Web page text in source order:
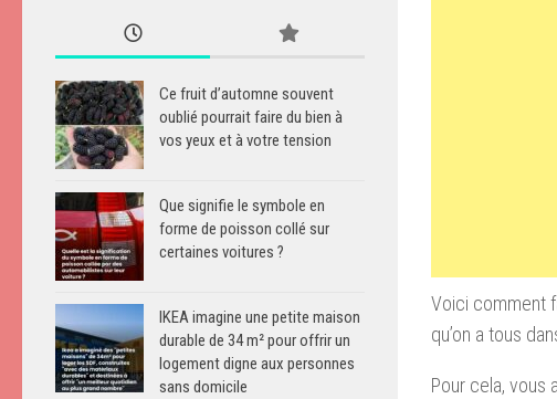
Voici comment
qu’on a tous
Pour cela, vous
Ce fruit d’automne souvent
oublié pourrait faire du bien à
vos yeux et à votre tension
Que signifie le symbole en
forme de poisson collé sur
certaines voitures ?
IKEA imagine une petite maison
durable de 34 m² pour offrir un
logement digne aux personnes
sans domicile